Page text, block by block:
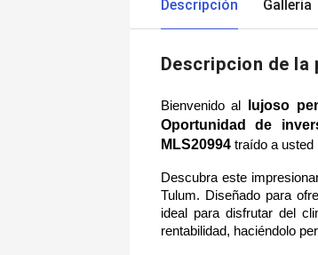
Descripción Galleria
Descripcion de la
Bienvenido al
lujoso
Oportunidad de
MLS20994 traído a usted
Descubra este
Tulum. Diseñado para
ideal para disfrutar del
rentabilidad, haciéndolo